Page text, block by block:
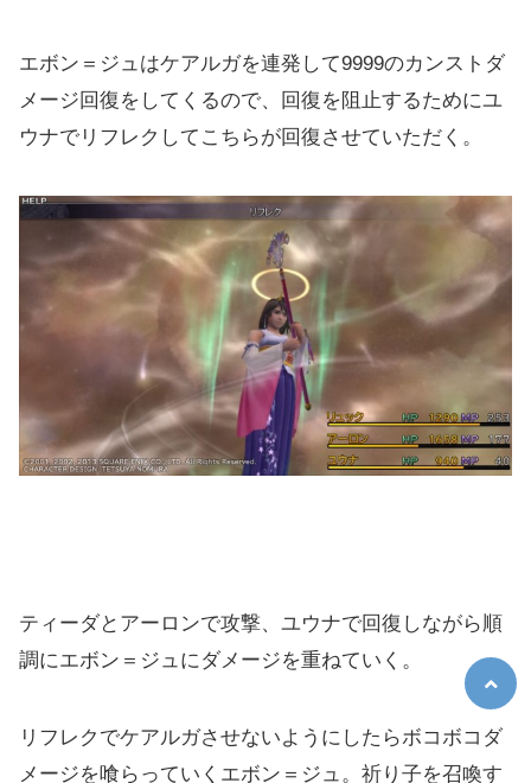
エボン＝ジュはケアルガを連発して9999のカンストダ
メージ回復をしてくるので、回復を阻止するためにユ
ウナでリフレクしてこちらが回復させていただく。
ティーダとアーロンで攻撃、ユウナで回復しながら順
調にエボン＝ジュにダメージを重ねていく。
リフレクでケアルガさせないようにしたらボコボコダ
メージを喰らっていくエボン＝ジュ。祈り子を召喚す